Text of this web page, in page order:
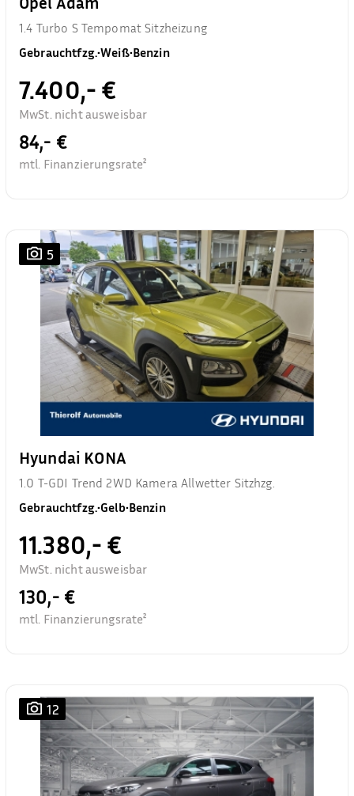
1.4 Turbo S Tempomat Sitzheizung
Gebrauchtfzg.•Weiß•Benzin
7.400,- €
MwSt. nicht ausweisbar
84,- €
mtl. Finanzierungsrate²
5
Hyundai KONA
1.0 T-GDI Trend 2WD Kamera Allwetter Sitzhzg.
Gebrauchtfzg.•Gelb•Benzin
11.380,- €
MwSt. nicht ausweisbar
130,- €
mtl. Finanzierungsrate²
12